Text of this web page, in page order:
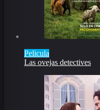
Pelicula
Las ovejas detectives